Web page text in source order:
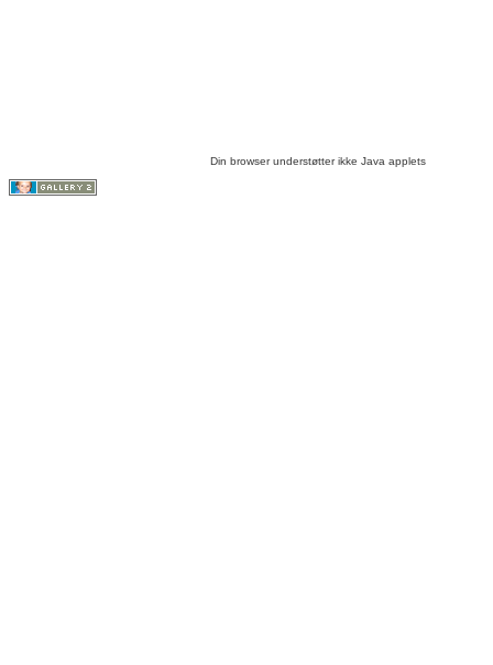
Din browser understøtter ikke Java applets